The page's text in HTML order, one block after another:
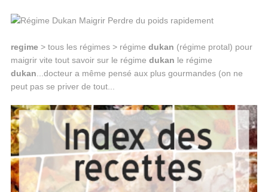
regime> tous les régimes > régime dukan (régime protal) pour
maigrir vite tout savoir sur le régime dukan le régime
dukan ...docteur a même pensé aux plus gourmandes (on ne
peut pas se priver de tout...